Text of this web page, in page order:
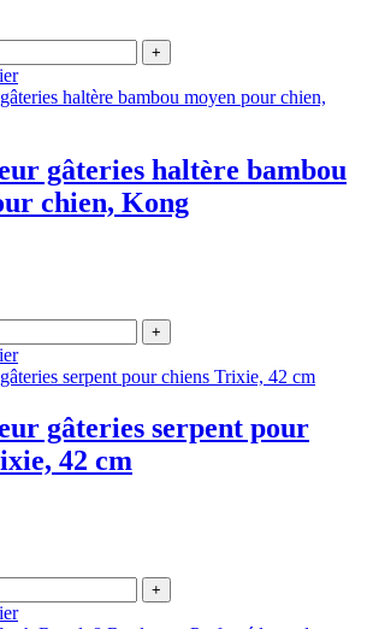
23.99$
à
+
gâteries haltère bambou
chien, Kong
+
gâteries serpent pour
42 cm
+